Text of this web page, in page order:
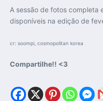
A sessão de fotos completa
disponíveis na edição de
cr: soompi, cosmopolitan korea
Compartilhe!! <3